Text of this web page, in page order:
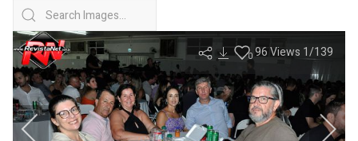
0 96Views 1/139